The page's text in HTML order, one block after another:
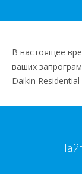
В настоящее
ваших
Daikin